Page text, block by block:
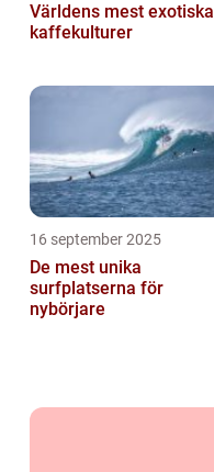
Världens mest exotiska
kaffekulturer
16 september 2025
De mest unika
surfplatserna för
nybörjare